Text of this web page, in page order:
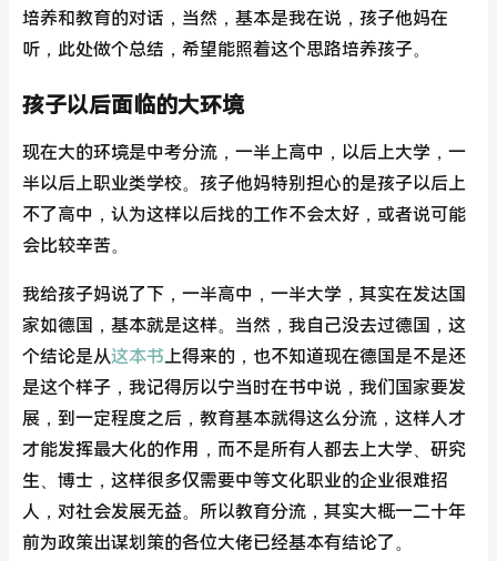
培养和教育的对话，当然，基本是我在说，孩子他妈在
听，此处做个总结，希望能照着这个思路培养孩子。
孩子以后面临的大环境
现在大的环境是中考分流，一半上高中，以后上大学，一
半以后上职业类学校。孩子他妈特别担心的是孩子以后上
不了高中，认为这样以后找的工作不会太好，或者说可能
会比较辛苦。
我给孩子妈说了下，一半高中，一半大学，其实在发达国
家如德国，基本就是这样。当然，我自己没去过德国，这
个结论是从这本书上得来的，也不知道现在德国是不是还
是这个样子，我记得厉以宁当时在书中说，我们国家要发
展，到一定程度之后，教育基本就得这么分流，这样人才
才能发挥最大化的作用，而不是所有人都去上大学、研究
生、博士，这样很多仅需要中等文化职业的企业很难招
人，对社会发展无益。所以教育分流，其实大概一二十年
前为政策出谋划策的各位大佬已经基本有结论了。